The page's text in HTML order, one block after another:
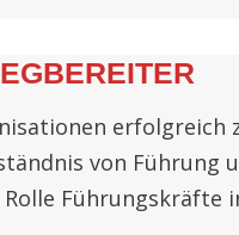
erfolgreich
von Führung
Führungskräfte